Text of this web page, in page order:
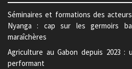
Séminaires et formations des
Nyanga : cap sur les germoirs
maraîchères
Agriculture au Gabon depuis 2023
performant